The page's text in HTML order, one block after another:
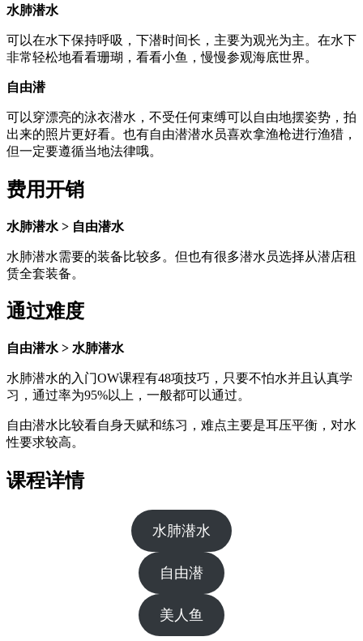
水肺潜水
可以在水下保持呼吸，下潜时间长，主要为观光为主。在水下
非常轻松地看看珊瑚，看看小鱼，慢慢参观海底世界。
自由潜
可以穿漂亮的泳衣潜水，不受任何束缚可以自由地摆姿势，拍
出来的照片更好看。也有自由潜潜水员喜欢拿渔枪进行渔猎，
但一定要遵循当地法律哦。
费用开销
水肺潜水 > 自由潜水
水肺潜水需要的装备比较多。但也有很多潜水员选择从潜店租
赁全套装备。
通过难度
自由潜水 > 水肺潜水
水肺潜水的入门OW课程有48项技巧，只要不怕水并且认真学
习，通过率为95%以上，一般都可以通过。
自由潜水比较看自身天赋和练习，难点主要是耳压平衡，对水
性要求较高。
课程详情
水肺潜水
自由潜
美人鱼